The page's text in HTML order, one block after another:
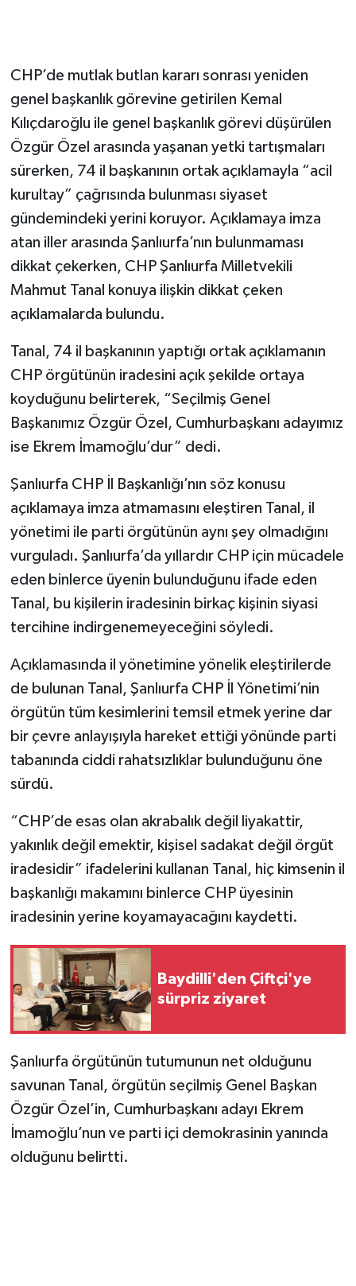
CHP’de mutlak butlan kararı sonrası yeniden
genel başkanlık görevine getirilen Kemal
Kılıçdaroğlu ile genel başkanlık görevi düşürülen
Özgür Özel arasında yaşanan yetki tartışmaları
sürerken, 74 il başkanının ortak açıklamayla “acil
kurultay” çağrısında bulunması siyaset
gündemindeki yerini koruyor. Açıklamaya imza
atan iller arasında Şanlıurfa’nın bulunmaması
dikkat çekerken, CHP Şanlıurfa Milletvekili
Mahmut Tanal konuya ilişkin dikkat çeken
açıklamalarda bulundu.
Tanal, 74 il başkanının yaptığı ortak açıklamanın
CHP örgütünün iradesini açık şekilde ortaya
koyduğunu belirterek, “Seçilmiş Genel
Başkanımız Özgür Özel, Cumhurbaşkanı adayımız
ise Ekrem İmamoğlu’dur” dedi.
Şanlıurfa CHP İl Başkanlığı’nın söz konusu
açıklamaya imza atmamasını eleştiren Tanal, il
yönetimi ile parti örgütünün aynı şey olmadığını
vurguladı. Şanlıurfa’da yıllardır CHP için mücadele
eden binlerce üyenin bulunduğunu ifade eden
Tanal, bu kişilerin iradesinin birkaç kişinin siyasi
tercihine indirgenemeyeceğini söyledi.
Açıklamasında il yönetimine yönelik eleştirilerde
de bulunan Tanal, Şanlıurfa CHP İl Yönetimi’nin
örgütün tüm kesimlerini temsil etmek yerine dar
bir çevre anlayışıyla hareket ettiği yönünde parti
tabanında ciddi rahatsızlıklar bulunduğunu öne
sürdü.
“CHP’de esas olan akrabalık değil liyakattir,
yakınlık değil emektir, kişisel sadakat değil örgüt
iradesidir” ifadelerini kullanan Tanal, hiç kimsenin il
başkanlığı makamını binlerce CHP üyesinin
iradesinin yerine koyamayacağını kaydetti.
Baydilli'den Çiftçi'ye
sürpriz ziyaret
Şanlıurfa örgütünün tutumunun net olduğunu
savunan Tanal, örgütün seçilmiş Genel Başkan
Özgür Özel’in, Cumhurbaşkanı adayı Ekrem
İmamoğlu’nun ve parti içi demokrasinin yanında
olduğunu belirtti.